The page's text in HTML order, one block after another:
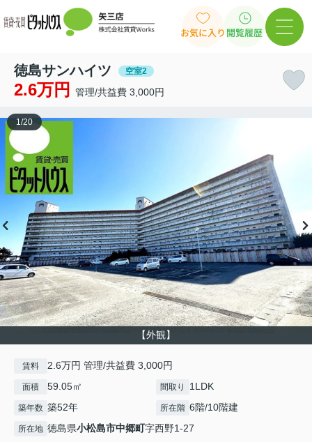
お気に入り 閲覧履歴
徳島サンハイツ 空室2
2.6万円 管理/共益費 3,000円
【外観】
1/20
賃料 2.6万円 管理/共益費 3,000円
面積 59.05㎡ 間取り 1LDK
築年数 築52年 所在階 6階/10階建
所在地 徳島県小松島市中郷町字西野1-27